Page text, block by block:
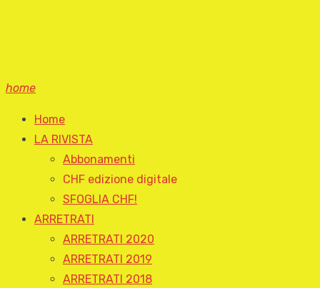
home
Home
LA RIVISTA
Abbonamenti
CHF edizione digitale
SFOGLIA CHF!
ARRETRATI
ARRETRATI 2020
ARRETRATI 2019
ARRETRATI 2018